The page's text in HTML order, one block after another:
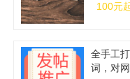
100元
全手工
词，对